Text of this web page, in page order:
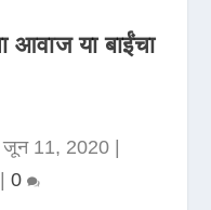
आवाज या बाईंचा
जून 11, 2020|
0